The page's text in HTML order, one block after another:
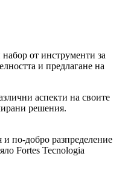
от инструменти за
и предлагане на
аспекти на своите
решения.
и по-добро разпределение
Fortes Tecnologia